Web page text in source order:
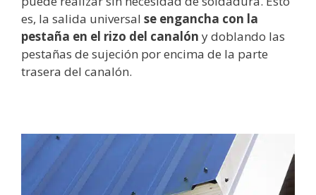
es, la salida universal se engancha con la
pestaña en el rizo del canalón y doblando las
pestañas de sujeción por encima de la parte
trasera del canalón.